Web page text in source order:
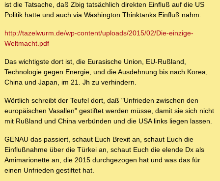
ist die Tatsache, daß Zbig tatsächlich direkten Einfluß auf die US
Politik hatte und auch via Washington Thinktanks Einfluß nahm.
http://tazelwurm.de/wp-content/uploads/2015/02/Die-einzige-
Weltmacht.pdf
Das wichtigste dort ist, die Eurasische Union, EU-Rußland,
Technologie gegen Energie, und die Ausdehnung bis nach Korea,
China und Japan, im 21. Jh zu verhindern.
Wörtlich schreibt der Teufel dort, daß "Unfrieden zwischen den
europäischen Vasallen" gestiftet werden müsse, damit sie sich nicht
mit Rußland und China verbünden und die USA links liegen lassen.
GENAU das passiert, schaut Euch Brexit an, schaut Euch die
Einflußnahme über die Türkei an, schaut Euch die elende Dx als
Amimarionette an, die 2015 durchgezogen hat und was das für
einen Unfrieden gestiftet hat.